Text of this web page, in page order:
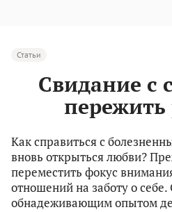
Статьи
Свидание с
Как справиться с
вновь открыться любви?
переместить фокус
отношений на заботу о
обнадеживающим опытом